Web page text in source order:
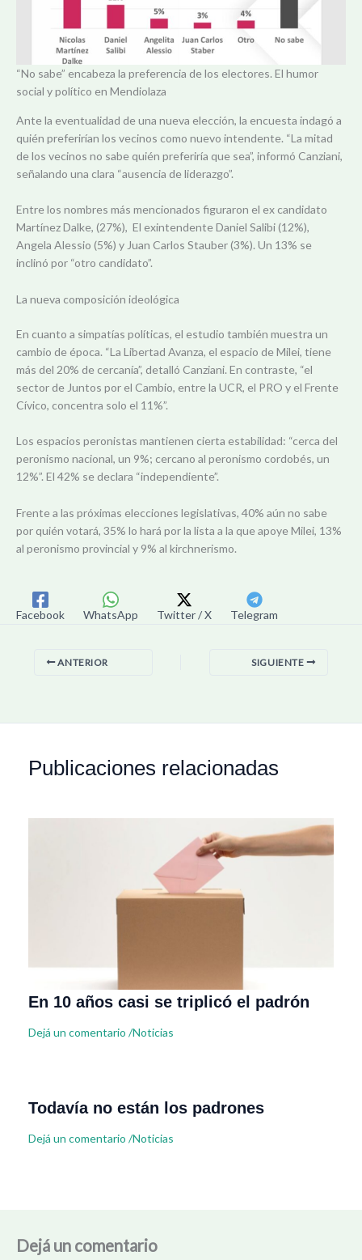
“No sabe” encabeza la preferencia de los electores. El humor
social y político en Mendiolaza
Ante la eventualidad de una nueva elección, la encuesta indagó a
quién preferirían los vecinos como nuevo intendente. “La mitad
de los vecinos no sabe quién preferiría que sea”, informó Canziani,
señalando una clara “ausencia de liderazgo”.
Entre los nombres más mencionados figuraron el ex candidato
Martínez Dalke, (27%), El exintendente Daniel Salibi (12%),
Angela Alessio (5%) y Juan Carlos Stauber (3%). Un 13% se
inclinó por “otro candidato”.
La nueva composición ideológica
En cuanto a simpatías políticas, el estudio también muestra un
cambio de época. “La Libertad Avanza, el espacio de Milei, tiene
más del 20% de cercanía”, detalló Canziani. En contraste, “el
sector de Juntos por el Cambio, entre la UCR, el PRO y el Frente
Cívico, concentra solo el 11%”.
Los espacios peronistas mantienen cierta estabilidad: “cerca del
peronismo nacional, un 9%; cercano al peronismo cordobés, un
12%”. El 42% se declara “independiente”.
Frente a las próximas elecciones legislativas, 40% aún no sabe
por quién votará, 35% lo hará por la lista a la que apoye Milei, 13%
al peronismo provincial y 9% al kirchnerismo.
Facebook WhatsApp Twitter / X Telegram
ANTERIOR SIGUIENTE
Publicaciones relacionadas
En 10 años casi se triplicó el padrón
Dejá un comentario /Noticias
Todavía no están los padrones
Dejá un comentario /Noticias
Dejá un comentario